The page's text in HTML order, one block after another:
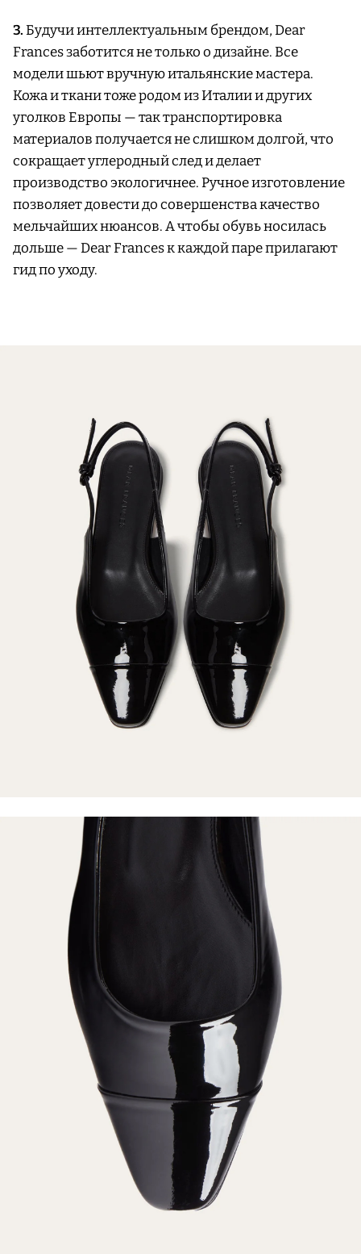
3.Будучи интеллектуальным брендом, Dear
Frances заботится не только о дизайне. Все
модели шьют вручную итальянские мастера.
Кожа и ткани тоже родом из Италии и других
уголков Европы — так транспортировка
материалов получается не слишком долгой, что
сокращает углеродный след и делает
производство экологичнее. Ручное изготовление
позволяет довести до совершенства качество
мельчайших нюансов. А чтобы обувь носилась
дольше — Dear Frances к каждой паре прилагают
гид по уходу.